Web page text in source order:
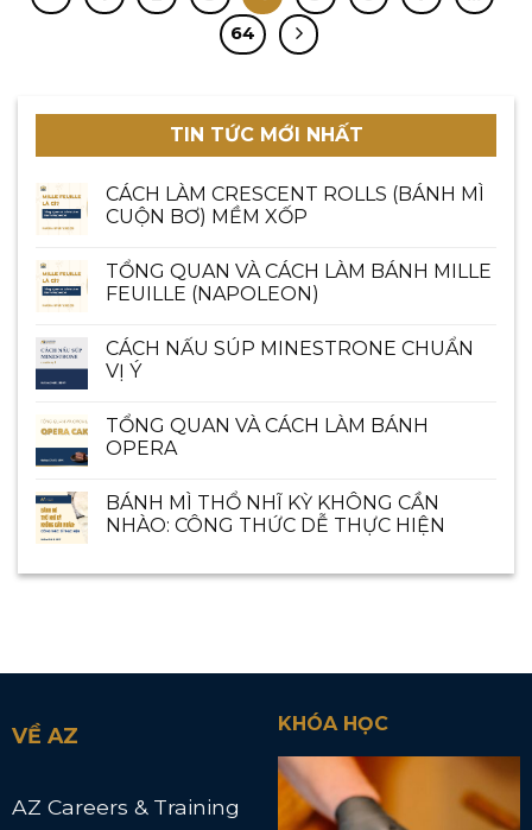
64
TIN TỨC MỚI NHẤT
CÁCH LÀM CRESCENT ROLLS (BÁNH MÌ
CUỘN BƠ) MỀM XỐP
TỔNG QUAN VÀ CÁCH LÀM BÁNH MILLE
FEUILLE (NAPOLEON)
CÁCH NẤU SÚP MINESTRONE CHUẨN
VỊ Ý
TỔNG QUAN VÀ CÁCH LÀM BÁNH
OPERA
BÁNH MÌ THỔ NHĨ KỲ KHÔNG CẦN
NHÀO: CÔNG THỨC DỄ THỰC HIỆN
VỀ AZ
AZ Careers & Training
KHÓA HỌC